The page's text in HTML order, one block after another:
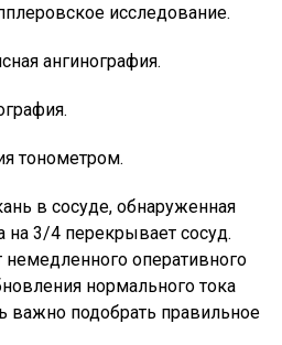
исследование.
ангинография.
тонометром.
в сосуде, обнаруженная
на 3/4 перекрывает сосуд.
немедленного оперативного
нормального тока
важно подобрать правильное